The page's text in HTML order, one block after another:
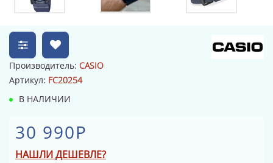
Производитель: CASIO
Артикул: FC20254
В НАЛИЧИИ
30 990Р
НАШЛИ ДЕШЕВЛЕ?